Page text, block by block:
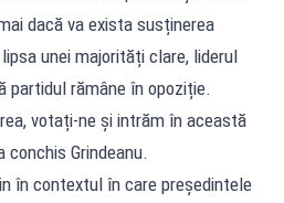
dacă va exista susținerea
unei majorități clare, liderul
partidul rămâne în opoziție.
votați-ne și intrăm în această
conchis Grindeanu.
în contextul în care președintele